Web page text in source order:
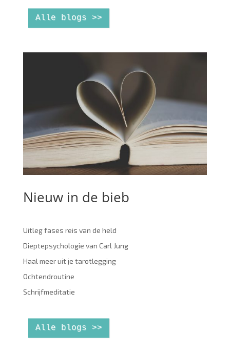
Alle blogs >>
Nieuw in de bieb
Uitleg fases reis van de held
Dieptepsychologie van Carl Jung
Haal meer uit je tarotlegging
Ochtendroutine
Schrijfmeditatie
Alle blogs >>